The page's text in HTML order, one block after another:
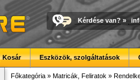
Kérdése van? »
Kosár Eszközök, szolgáltatások
Főkategória » Matricák, Feliratok »